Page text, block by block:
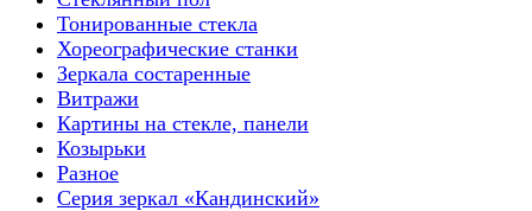
Тонированные стекла
Хореографические станки
Зеркала состаренные
Витражи
Картины на стекле, панели
Козырьки
Разное
Серия зеркал «Кандинский»